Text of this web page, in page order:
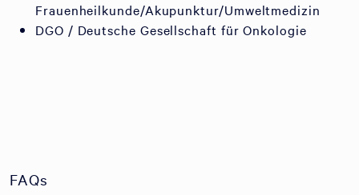
Frauenheilkunde/Akupunktur/Umweltmedizin
DGO / Deutsche Gesellschaft für Onkologie
FAQs